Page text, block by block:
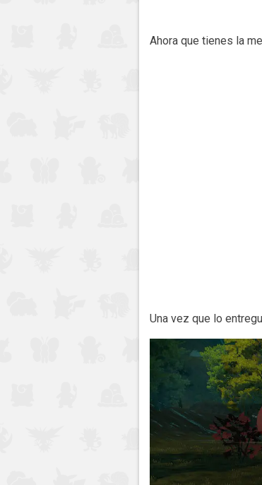
Ahora que tienes la
Una vez que lo